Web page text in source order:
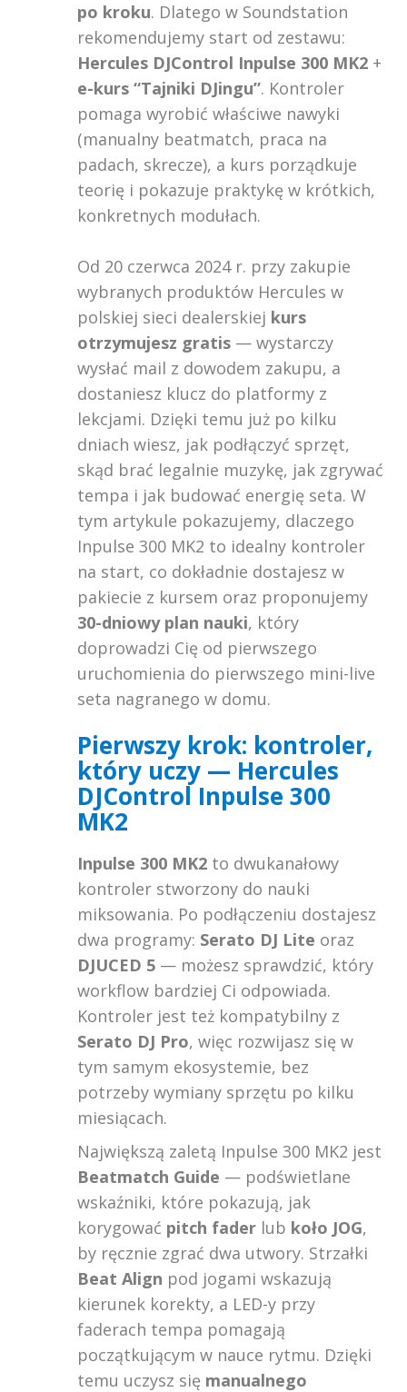
po kroku. Dlatego w Soundstation
rekomendujemy start od zestawu:
Hercules DJControl Inpulse 300 MK2 +
e-kurs “Tajniki DJingu”. Kontroler
pomaga wyrobić właściwe nawyki
(manualny beatmatch, praca na
padach, skrecze), a kurs porządkuje
teorię i pokazuje praktykę w krótkich,
konkretnych modułach.
Od 20 czerwca 2024 r. przy zakupie
wybranych produktów Hercules w
polskiej sieci dealerskiej kurs
otrzymujesz gratis — wystarczy
wysłać mail z dowodem zakupu, a
dostaniesz klucz do platformy z
lekcjami. Dzięki temu już po kilku
dniach wiesz, jak podłączyć sprzęt,
skąd brać legalnie muzykę, jak zgrywać
tempa i jak budować energię seta. W
tym artykule pokazujemy, dlaczego
Inpulse 300 MK2 to idealny kontroler
na start, co dokładnie dostajesz w
pakiecie z kursem oraz proponujemy
30-dniowy plan nauki, który
doprowadzi Cię od pierwszego
uruchomienia do pierwszego mini-live
seta nagranego w domu.
Pierwszy krok: kontroler,
który uczy — Hercules
DJControl Inpulse 300
MK2
Inpulse 300 MK2 to dwukanałowy
kontroler stworzony do nauki
miksowania. Po podłączeniu dostajesz
dwa programy: Serato DJ Lite oraz
DJUCED 5 — możesz sprawdzić, który
workflow bardziej Ci odpowiada.
Kontroler jest też kompatybilny z
Serato DJ Pro, więc rozwijasz się w
tym samym ekosystemie, bez
potrzeby wymiany sprzętu po kilku
miesiącach.
Największą zaletą Inpulse 300 MK2 jest
Beatmatch Guide — podświetlane
wskaźniki, które pokazują, jak
korygować pitch fader lub koło JOG,
by ręcznie zgrać dwa utwory. Strzałki
Beat Align pod jogami wskazują
kierunek korekty, a LED-y przy
faderach tempa pomagają
początkującym w nauce rytmu. Dzięki
temu uczysz się manualnego